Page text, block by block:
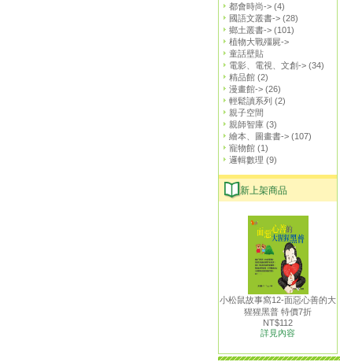
都會時尚-> (4)
國語文叢書-> (28)
鄉土叢書-> (101)
植物大戰殭屍->
童話壁貼
電影、電視、文創-> (34)
精品館 (2)
漫畫館-> (26)
輕鬆讀系列 (2)
親子空間
親師智庫 (3)
繪本、圖畫書-> (107)
寵物館 (1)
邏輯數理 (9)
新上架商品
小松鼠故事窩12-面惡心善的大
猩猩黑普 特價7折
NT$112
詳見內容